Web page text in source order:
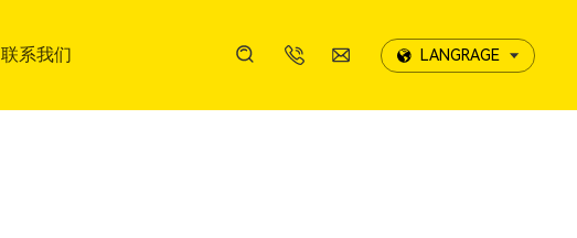
联系我们 LANGRAGE
联系我们 LANGRAGE